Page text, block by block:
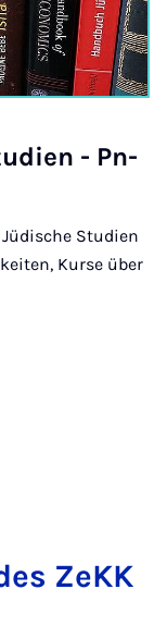
- Pn­
Studien
Kurse über
ZeKK